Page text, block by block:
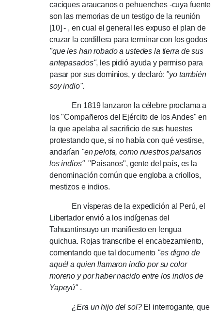
caciques araucanos o pehuenches -cuya fuente
son las memorias de un testigo de la reunión
[10]- , en cual el general les expuso el plan de
cruzar la cordillera para terminar con los godos
"que les han robado a ustedes la tierra de sus
antepasados", les pidió ayuda y permiso para
pasar por sus dominios, y declaró: "yo también
soy indio".
En 1819 lanzaron la célebre proclama a
los "Compañeros del Ejército de los Andes" en
la que apelaba al sacrificio de sus huestes
protestando que, si no había con qué vestirse,
andarían "en pelota, como nuestros paisanos
los indios" "Paisanos", gente del país, es la
denominación común que engloba a criollos,
mestizos e indios.
En vísperas de la expedición al Perú, el
Libertador envió a los indígenas del
Tahuantinsuyo un manifiesto en lengua
quichua. Rojas transcribe el encabezamiento,
comentando que tal documento "es digno de
aquél a quien llamaron indio por su color
moreno y por haber nacido entre los indios de
Yapeyú".
¿Era un hijo del sol? El interrogante, que